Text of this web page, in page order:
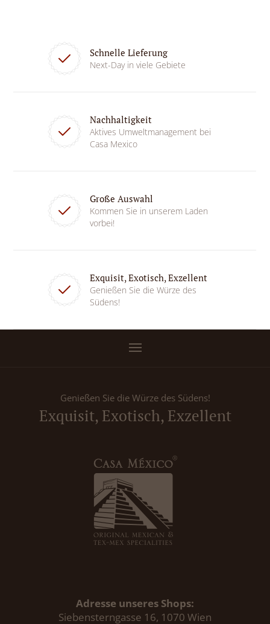
Schnelle Lieferung
Next-Day in viele Gebiete
Nachhaltigkeit
Aktives Umweltmanagement bei
Casa Mexico
Große Auswahl
Kommen Sie in unserem Laden
vorbei!
Exquisit, Exotisch, Exzellent
Genießen Sie die Würze des
Südens!
Genießen Sie die Würze des Südens!
Exquisit, Exotisch, Exzellent
Adresse unseres Shops:
Siebensterngasse 16, 1070 Wien